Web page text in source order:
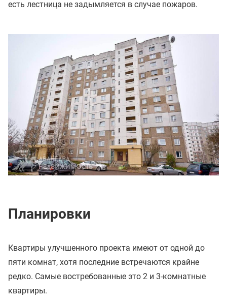
есть лестница не задымляется в случае пожаров.
Планировки
Квартиры улучшенного проекта имеют от одной до
пяти комнат, хотя последние встречаются крайне
редко. Самые востребованные это 2 и 3-комнатные
квартиры.